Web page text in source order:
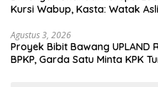
Kursi Wabup, Kasta: Watak
Agustus 3, 2026
Proyek Bibit Bawang UPLAND
BPKP, Garda Satu Minta KPK